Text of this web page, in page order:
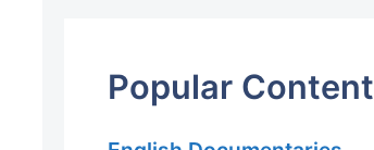
Popular Content